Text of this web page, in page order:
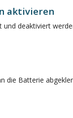
aktivieren
und deaktiviert
die Batterie